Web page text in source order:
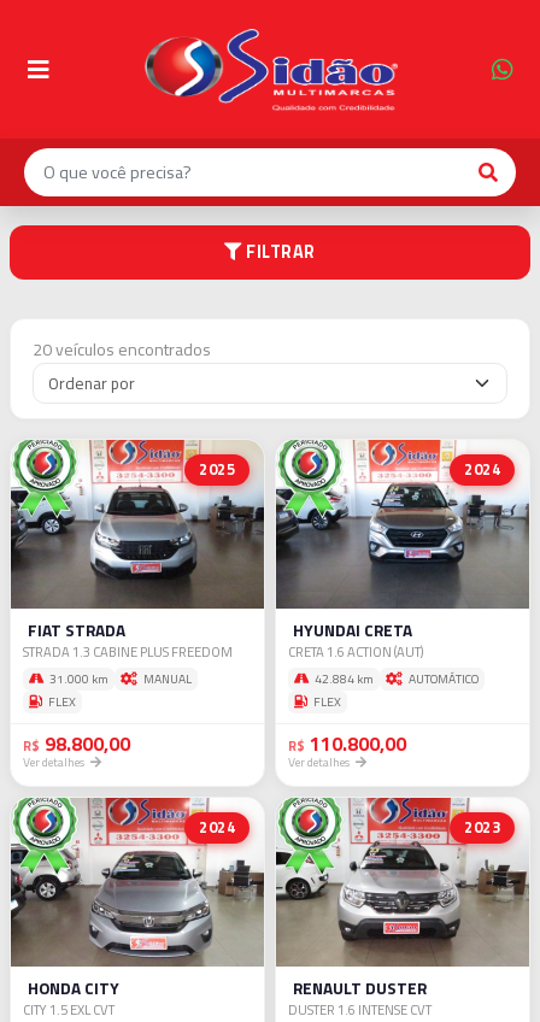
NOSSO
ESTOQUE
0
SOBRE
CONTATO
SIDÃO
(45)
99933-
ADRIANO
(45)
99920-
0491
(45)
99920-
0334
FILTRAR
20 veículos encontrados
2025
FIAT STRADA
STRADA 1.3 CABINE PLUS FREEDOM
31.000 km
MANUAL
FLEX
R$ 98.800,00
Ver detalhes
2024
HYUNDAI CRETA
CRETA 1.6 ACTION (AUT)
42.884 km
AUTOMÁTICO
FLEX
R$ 110.800,00
Ver detalhes
2024
HONDA CITY
CITY 1.5 EXL CVT
2023
RENAULT DUSTER
DUSTER 1.6 INTENSE CVT